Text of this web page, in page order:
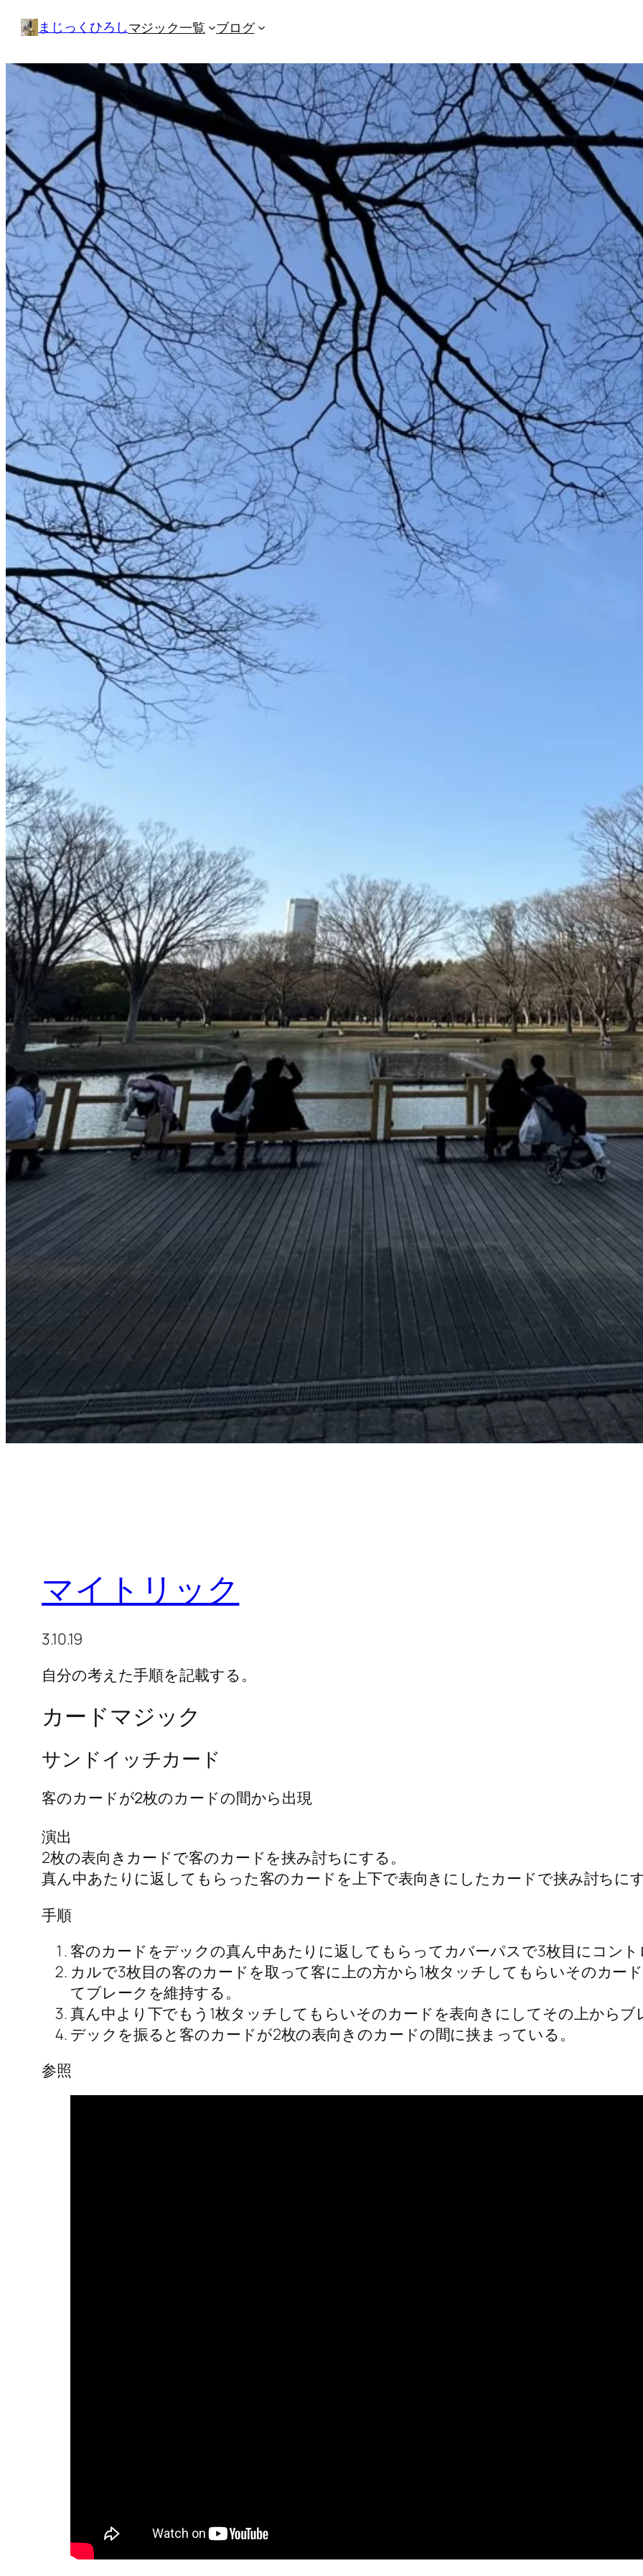
ス
ッ
プ
まじっくひろしマジック一覧 ブログ
マイトリック
3.10.19
自分の考えた手順を記載する。
カードマジック
サンドイッチカード
客のカードが2枚のカードの間から出現
演出
2枚の表向きカードで客のカードを挟み討ちにする。
真ん中あたりに返してもらった客のカードを上下で表向きにしたカードで挟み討ちに
手順
客のカードをデックの真ん中あたりに返してもらってカバーパスで3枚目にコン
カルで3枚目の客のカードを取って客に上の方から1枚タッチしてもらいそのカー
てブレークを維持する。
真ん中より下でもう1枚タッチしてもらいそのカードを表向きにしてその上から
デックを振ると客のカードが2枚の表向きのカードの間に挟まっている。
参照